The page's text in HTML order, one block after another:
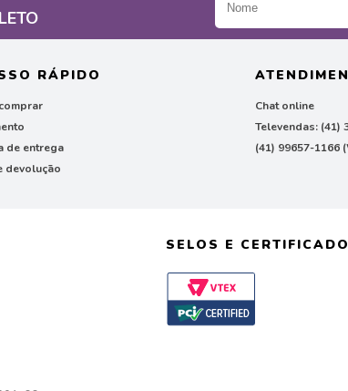
RÁPIDO
de entrega
devolução
Chat online
Televendas: (41)
(41) 99657-1166
SELOS E